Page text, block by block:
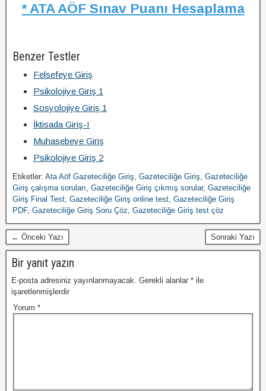
* ATA AÖF Sınav Puanı Hesaplama
Benzer Testler
Felsefeye Giriş
Psikolojiye Giriş 1
Sosyolojiye Giriş 1
İktisada Giriş-I
Muhasebeye Giriş
Psikolojiye Giriş 2
Etiketler: Ata Aöf Gazeteciliğe Giriş, Gazeteciliğe Giriş, Gazeteciliğe
Giriş çalışma soruları, Gazeteciliğe Giriş çıkmış sorular, Gazeteciliğe
Giriş Final Test, Gazeteciliğe Giriş online test, Gazeteciliğe Giriş
PDF, Gazeteciliğe Giriş Soru Çöz, Gazeteciliğe Giriş test çöz
← Önceki Yazı Sonraki Yazı
Bir yanıt yazın
E-posta adresiniz yayınlanmayacak. Gerekli alanlar * ile
işaretlenmişlerdir
Yorum *